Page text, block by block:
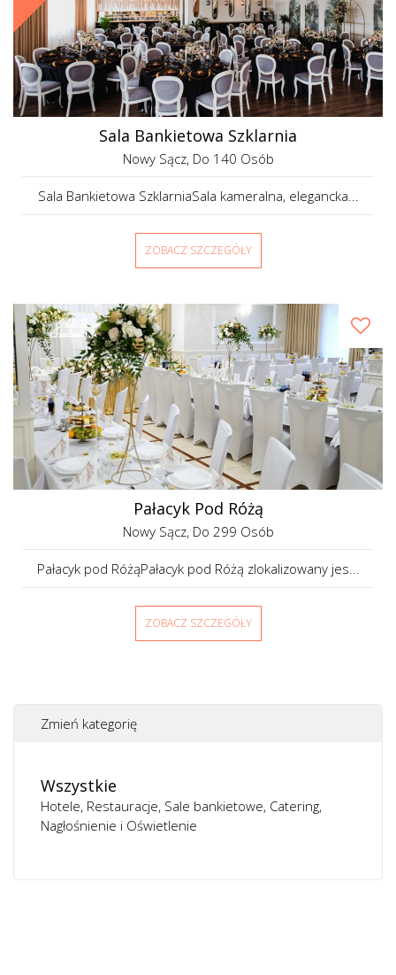
Sala Bankietowa Szklarnia
Nowy Sącz, Do 140 Osób
Sala Bankietowa SzklarniaSala kameralna, elegancka...
ZOBACZ SZCZEGÓŁY
Pałacyk Pod Różą
Nowy Sącz, Do 299 Osób
Pałacyk pod RóżąPałacyk pod Różą zlokalizowany jes...
ZOBACZ SZCZEGÓŁY
Zmień kategorię
Wszystkie
Hotele Restauracje Sale bankietowe Catering
Nagłośnienie i Oświetlenie